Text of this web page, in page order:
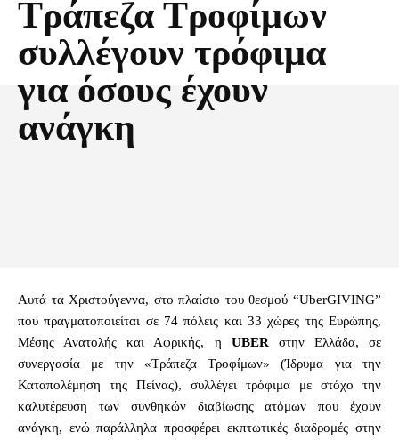
Τράπεζα Τροφίμων
συλλέγουν τρόφιμα
για όσους έχουν
ανάγκη
Αυτά τα Χριστούγεννα, στο πλαίσιο του θεσμού “UberGIVING”
που πραγματοποιείται σε 74 πόλεις και 33 χώρες της Ευρώπης,
Μέσης Ανατολής και Αφρικής, η UBER στην Ελλάδα, σε
συνεργασία με την «Τράπεζα Τροφίμων» (Ίδρυμα για την
Καταπολέμηση της Πείνας), συλλέγει τρόφιμα με στόχο την
καλυτέρευση των συνθηκών διαβίωσης ατόμων που έχουν
ανάγκη, ενώ παράλληλα προσφέρει εκπτωτικές διαδρομές στην